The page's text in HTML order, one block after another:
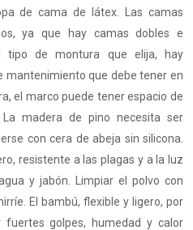
de cama de látex. Las camas
ya que hay camas dobles e
tipo de montura que elija, hay
mantenimiento que debe tener en
el marco puede tener espacio de
madera de pino necesita ser
con cera de abeja sin silicona.
resistente a las plagas y a la luz
y jabón. Limpiar el polvo con
El bambú, flexible y ligero, por
fuertes golpes, humedad y calor